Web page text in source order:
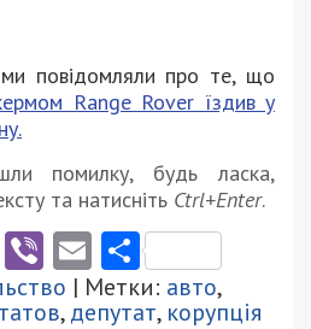
повідомляли про те, що
Range Rover їздив у
помилку, будь ласка,
та натисніть Ctrl+Enter.
WhatsApp
ViberEmail
| Метки: авто,
,депутат, корупція